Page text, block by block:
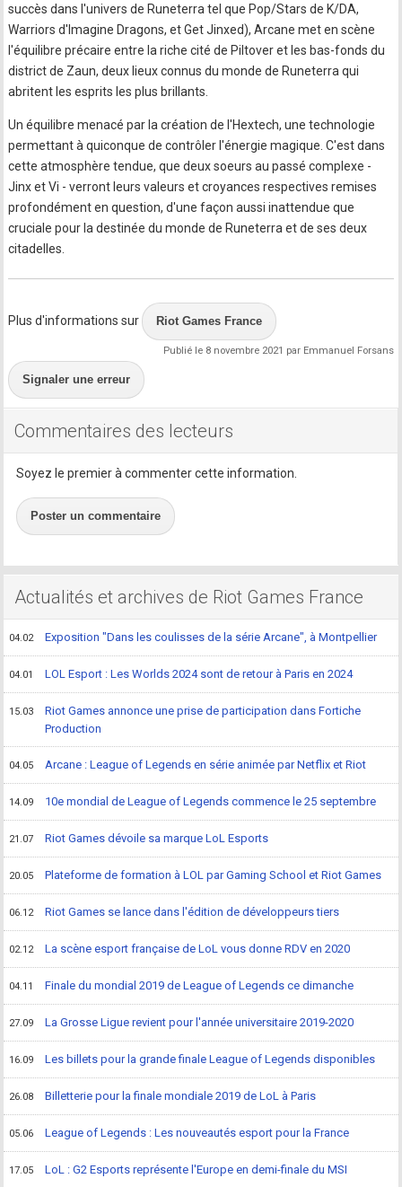
succès dans l'univers de Runeterra tel que Pop/Stars de K/DA,
Warriors d'Imagine Dragons, et Get Jinxed), Arcane met en scène
l'équilibre précaire entre la riche cité de Piltover et les bas-fonds du
district de Zaun, deux lieux connus du monde de Runeterra qui
abritent les esprits les plus brillants.
Un équilibre menacé par la création de l'Hextech, une technologie
permettant à quiconque de contrôler l'énergie magique. C'est dans
cette atmosphère tendue, que deux soeurs au passé complexe -
Jinx et Vi - verront leurs valeurs et croyances respectives remises
profondément en question, d'une façon aussi inattendue que
cruciale pour la destinée du monde de Runeterra et de ses deux
citadelles.
Plus d'informations sur Riot Games France
Publié le 8 novembre 2021 par Emmanuel Forsans
Signaler une erreur
Commentaires des lecteurs
Soyez le premier à commenter cette information.
Poster un commentaire
Actualités et archives de Riot Games France
04.02 Exposition "Dans les coulisses de la série Arcane", à Montpellier
04.01 LOL Esport : Les Worlds 2024 sont de retour à Paris en 2024
15.03
Riot Games annonce une prise de participation dans Fortiche
Production
04.05 Arcane : League of Legends en série animée par Netflix et Riot
14.09 10e mondial de League of Legends commence le 25 septembre
21.07 Riot Games dévoile sa marque LoL Esports
20.05 Plateforme de formation à LOL par Gaming School et Riot Games
06.12 Riot Games se lance dans l'édition de développeurs tiers
02.12 La scène esport française de LoL vous donne RDV en 2020
04.11 Finale du mondial 2019 de League of Legends ce dimanche
27.09 La Grosse Ligue revient pour l'année universitaire 2019-2020
16.09 Les billets pour la grande finale League of Legends disponibles
26.08 Billetterie pour la finale mondiale 2019 de LoL à Paris
05.06 League of Legends : Les nouveautés esport pour la France
17.05 LoL : G2 Esports représente l'Europe en demi-finale du MSI